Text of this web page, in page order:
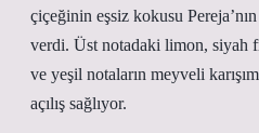
çiçeğinin eşsiz kokusu
verdi. Üst notadaki limon, siyah
ve yeşil notaların meyveli
açılış sağlıyor.